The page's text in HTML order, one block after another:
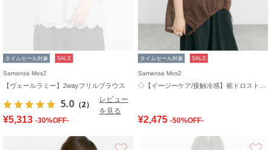
タイムセール対象 SALE
Samansa Mos2
【ヴェールラミー】2wayフリルブラウス
5.0 （2）
レビュー
を見る
¥5,313 -30%OFF-
タイムセール対象 SALE
Samansa Mos2
¥2,475 -50%OFF-